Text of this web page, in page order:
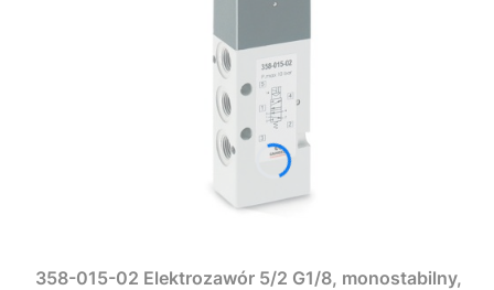
358-015-02 Elektrozawór 5/2 G1/8, monostabilny,